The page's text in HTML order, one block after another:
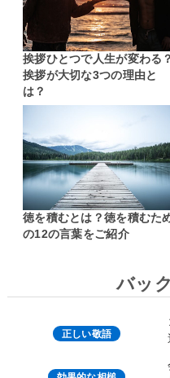
挨拶ひとつで人生が変わる？
挨拶が大切な3つの理由と
は？
徳を積むとは？徳を積むた
の12の言葉をご紹介
バッ
正しい敬語